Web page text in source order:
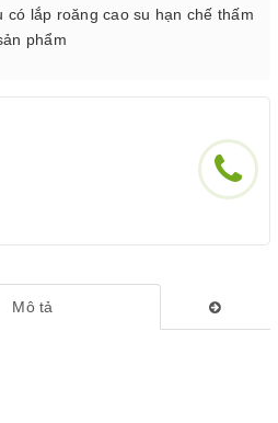
có lắp roăng cao su hạn chế thấm
phẩm
Mô tả